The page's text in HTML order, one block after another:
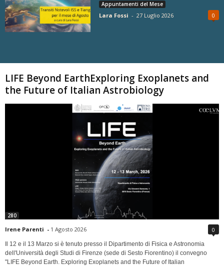
Appuntamenti del Mese
Lara Fossi - 27 Luglio 2026 0
LIFE Beyond EarthExploring Exoplanets and
the Future of Italian Astrobiology
280
Irene Parenti - 1 Agosto 2026 0
Il 12 e il 13 Marzo si è tenuto presso il Dipartimento di Fisica e Astronomia
dell'Università degli Studi di Firenze (sede di Sesto Fiorentino) il convegno
"LIFE Beyond Earth. Exploring Exoplanets and the Future of Italian